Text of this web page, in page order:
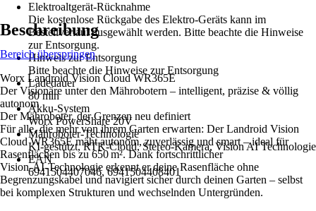
Elektroaltgerät-Rücknahme
Die kostenlose Rückgabe des Elektro-Geräts kann im
Bestellverlauf ausgewählt werden. Bitte beachte die Hinweise
zur Entsorgung.
Hinweis zur Entsorgung
Bitte beachte die Hinweise zur Entsorgung
Ladedauer
80 min
Akku-System
Worx PowerShare 20V
Mähroboter-Technologie
KI-gestützt, RTK-Cloud, Stereo-Kamera, Vision AI Technologie
EAN
6941504407046, 6941504408401
Beschreibung
Bereich überspringen
Worx Landroid Vision Cloud WR365E
Der Visionäre unter den Mährobotern – intelligent, präzise & völlig
autonom
Der Mähroboter, der Grenzen neu definiert
Für alle, die mehr von ihrem Garten erwarten: Der Landroid Vision
Cloud WR365E mäht autonom, zuverlässig und smart – ideal für
Rasenflächen bis zu 650 m². Dank fortschrittlicher
Vision‑AI‑Technologie erkennt er deine Rasenfläche ohne
Begrenzungskabel und navigiert sicher durch deinen Garten – selbst
bei komplexen Strukturen und wechselnden Untergründen.